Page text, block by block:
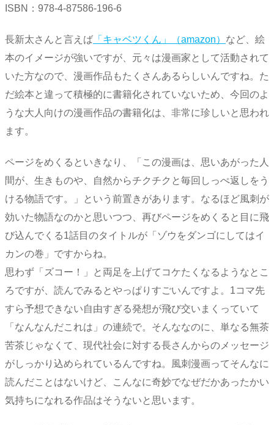
ISBN：978-4-87586-196-6
長新太さんと言えば 「キャベツくん」（amazon） など、絵
本のイメージが強いですが、元々は漫画家として活動されて
いた方なので、漫画作品もたくさんあるらしいんですね。た
だ絵本と違って積極的に書籍化されていないため、今回のよ
うな大人向けの漫画作品の書籍化は、非常に珍しいと思われ
ます。
ページをめくるといきなり、「この漫画は、思いあがった人
間が、生きものや、自然からチクチクと毎回しっぺ返しをう
ける物語です。」という前置きがあります。なるほど風刺が
効いた物語なのかと思いつつ、再びページをめくると目に飛
び込んでくる1話目のタイトルが「ゾウをダンゴにしてはイ
カンの巻」ですからね。
思わず「ズコー！」と両足を上げてコケたくなるようなとこ
ろですが、読んでみるとやっぱりすごいんですよ。1コマ先
すら予想できない自由すぎる発想が飛び交いまくっていて
「なんなんだこれは」の連続で。そんななのに、単なる無茶
苦茶じゃなくて、現代社会に対する長さんからのメッセージ
がしっかり込められているんですね。風刺漫画ってそんなに
読んだことはないけど、こんなに奇妙でなぜだかあったかい
気持ちになれる作品はそうないと思います。